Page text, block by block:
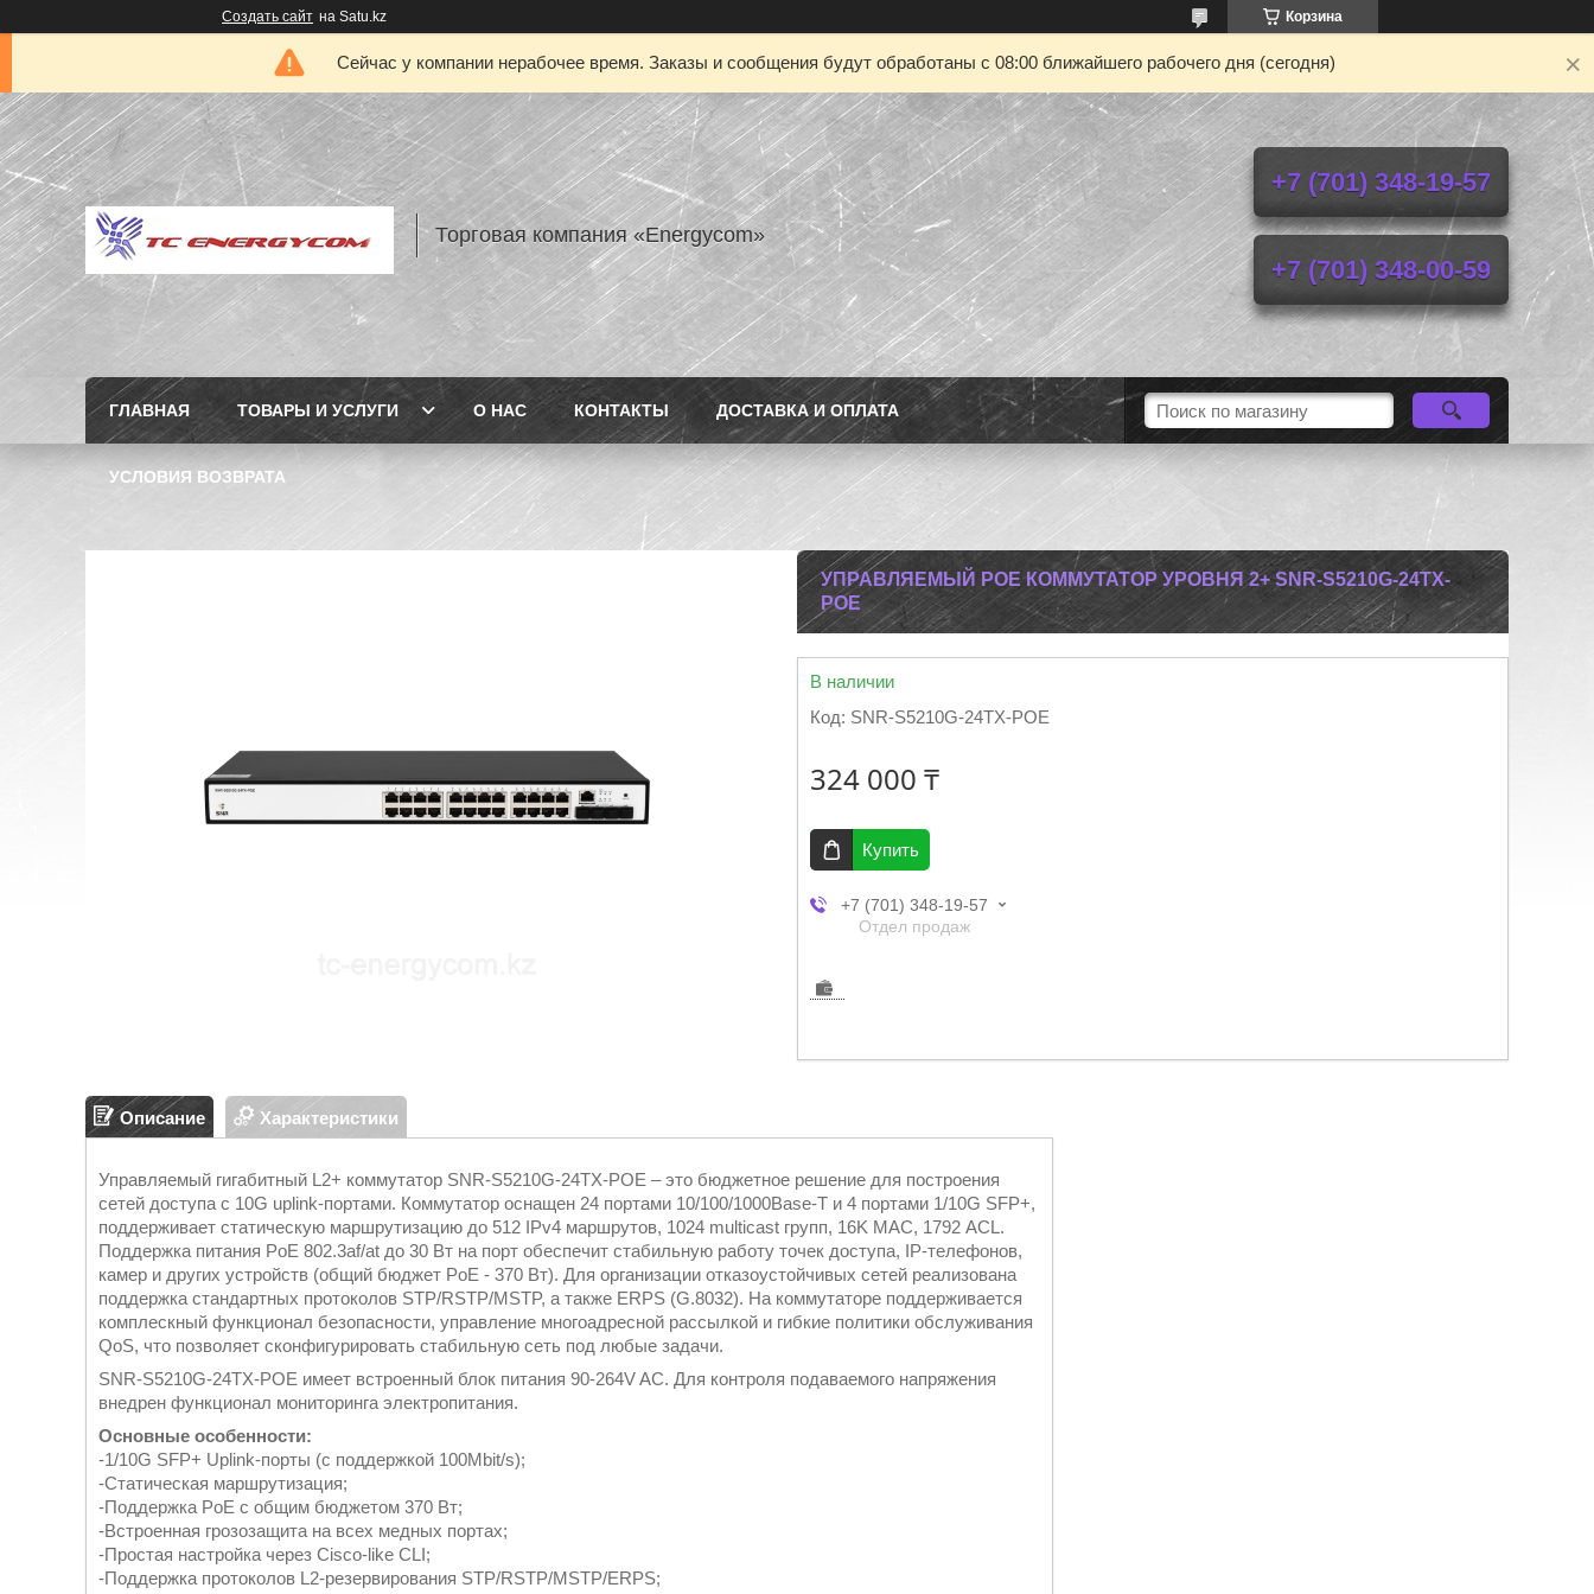
Создать сайт на Satu.kz Корзина
Сейчас у компании нерабочее время. Заказы и сообщения будут обработаны с 08:00 ближайшего рабочего дня (сегодня)
Торговая компания «Energycom»
+7 (701) 348-19-57
+7 (701) 348-00-59
ГЛАВНАЯ ТОВАРЫ И УСЛУГИ О НАС КОНТАКТЫ ДОСТАВКА И ОПЛАТА
УСЛОВИЯ ВОЗВРАТА
УПРАВЛЯЕМЫЙ POE КОММУТАТОР УРОВНЯ 2+ SNR-S5210G-24TX-
POE
В наличии
Код: SNR-S5210G-24TX-POE
324 000 ₸
Купить
+7 (701) 348-19-57
Отдел продаж
Описание Характеристики
Управляемый гигабитный L2+ коммутатор SNR-S5210G-24TX-POE – это бюджетное решение для построения
сетей доступа c 10G uplink-портами. Коммутатор оснащен 24 портами 10/100/1000Base-T и 4 портами 1/10G SFP+,
поддерживает статическую маршрутизацию до 512 IPv4 маршрутов, 1024 multicast групп, 16K MAC, 1792 ACL.
Поддержка питания PoE 802.3af/at до 30 Вт на порт обеспечит стабильную работу точек доступа, IP-телефонов,
камер и других устройств (общий бюджет PoE - 370 Вт). Для организации отказоустойчивых сетей реализована
поддержка стандартных протоколов STP/RSTP/MSTP, а также ERPS (G.8032). На коммутаторе поддерживается
комплескный функционал безопасности, управление многоадресной рассылкой и гибкие политики обслуживания
QoS, что позволяет сконфигурировать стабильную сеть под любые задачи.
SNR-S5210G-24TX-POE имеет встроенный блок питания 90-264V AC. Для контроля подаваемого напряжения
внедрен функционал мониторинга электропитания.
Основные особенности:
-1/10G SFP+ Uplink-порты (с поддержкой 100Mbit/s);
-Статическая маршрутизация;
-Поддержка PoE c общим бюджетом 370 Вт;
-Встроенная грозозащита на всех медных портах;
-Простая настройка через Cisco-like CLI;
-Поддержка протоколов L2-резервирования STP/RSTP/MSTP/ERPS;